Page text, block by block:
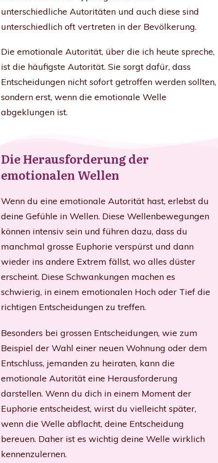
unterschiedliche Autoritäten und auch diese sind
unterschiedlich oft vertreten in der Bevölkerung.
Die emotionale Autorität, über die ich heute spreche,
ist die häufigste Autorität. Sie sorgt dafür, dass
Entscheidungen nicht sofort getroffen werden sollten,
sondern erst, wenn die emotionale Welle
abgeklungen ist.
Die Herausforderung der
emotionalen Wellen
Wenn du eine emotionale Autorität hast, erlebst du
deine Gefühle in Wellen. Diese Wellenbewegungen
können intensiv sein und führen dazu, dass du
manchmal grosse Euphorie verspürst und dann
wieder ins andere Extrem fällst, wo alles düster
erscheint. Diese Schwankungen machen es
schwierig, in einem emotionalen Hoch oder Tief die
richtigen Entscheidungen zu treffen.
Besonders bei grossen Entscheidungen, wie zum
Beispiel der Wahl einer neuen Wohnung oder dem
Entschluss, jemanden zu heiraten, kann die
emotionale Autorität eine Herausforderung
darstellen. Wenn du dich in einem Moment der
Euphorie entscheidest, wirst du vielleicht später,
wenn die Welle abflacht, deine Entscheidung
bereuen. Daher ist es wichtig deine Welle wirklich
kennenzulernen.